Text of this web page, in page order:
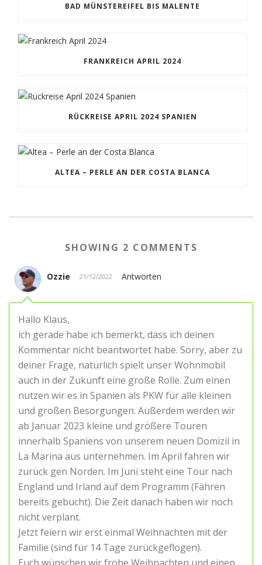
BAD MÜNSTEREIFEL BIS MALENTE
FRANKREICH APRIL 2024
RÜCKREISE APRIL 2024 SPANIEN
ALTEA – PERLE AN DER COSTA BLANCA
SHOWING 2 COMMENTS
Ozzie 21/12/2022 Antworten
Hallo Klaus,
ich gerade habe ich bemerkt, dass ich deinen
Kommentar nicht beantwortet habe. Sorry, aber zu
deiner Frage, natürlich spielt unser Wohnmobil
auch in der Zukunft eine große Rolle. Zum einen
nutzen wir es in Spanien als PKW für alle kleinen
und großen Besorgungen. Außerdem werden wir
ab Januar 2023 kleine und größere Touren
innerhalb Spaniens von unserem neuen Domizil in
La Marina aus unternehmen. Im April fahren wir
zurück gen Norden. Im Juni steht eine Tour nach
England und Irland auf dem Programm (Fähren
bereits gebucht). Die Zeit danach haben wir noch
nicht verplant.
Jetzt feiern wir erst einmal Weihnachten mit der
Familie (sind für 14 Tage zurückgeflogen).